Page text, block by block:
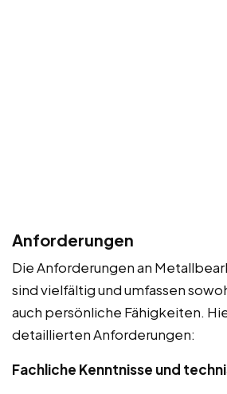
Anforderungen
Die Anforderungen an
sind vielfältig und umfassen
auch persönliche Fähigkeiten.
detaillierten Anforderungen:
Fachliche Kenntnisse und